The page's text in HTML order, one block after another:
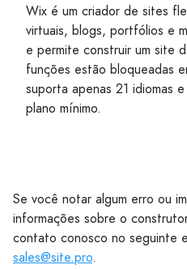
Wix é um criador de sites
virtuais, blogs, portfólios e
e permite construir um site
funções estão bloqueadas
suporta apenas 21 idiomas
plano mínimo.
Se você notar algum erro ou
informações sobre o
contato conosco no seguinte
sales@site.pro.